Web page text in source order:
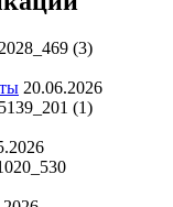
20.06.2026